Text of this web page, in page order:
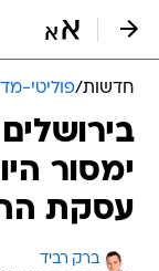
חדשות/פוליטי-
ימסור
עסקת
ברק רביד